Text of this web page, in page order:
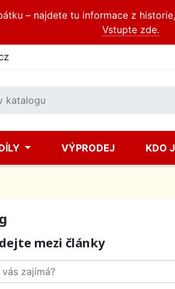
– najdete tu informace z
Vstupte zde.
VÝPRODEJ KDO
mezi články